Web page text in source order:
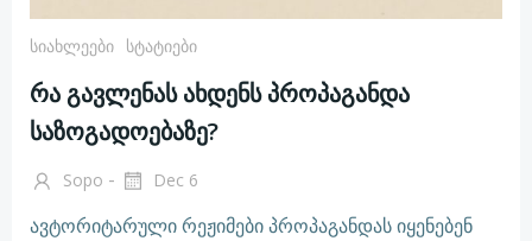
Სიახლეები Სტატიები
რა გავლენას ახდენს პროპაგანდა
საზოგადოებაზე?
Sopo - Dec 6
ავტორიტარული რეჟიმები პროპაგანდას იყენებენ